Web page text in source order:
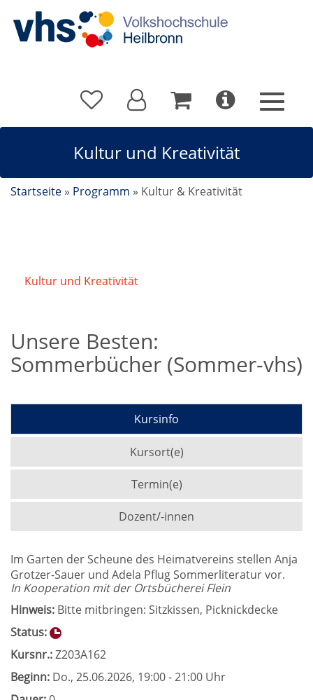
Kultur und Kreativität
Startseite » Programm » Kultur & Kreativität
Kultur und Kreativität
Unsere Besten:
Sommerbücher (Sommer-vhs)
Kursinfo
Kursort(e)
Termin(e)
Dozent/-innen
Im Garten der Scheune des Heimatvereins stellen Anja
Grotzer-Sauer und Adela Pflug Sommerliteratur vor.
In Kooperation mit der Ortsbücherei Flein
Hinweis: Bitte mitbringen: Sitzkissen, Picknickdecke
Status:
Kursnr.:Z203A162
Beginn: Do., 25.06.2026, 19:00 - 21:00 Uhr